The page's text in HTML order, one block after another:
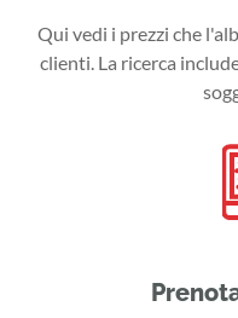
Qui vedi i prezzi che
clienti. La ricerca